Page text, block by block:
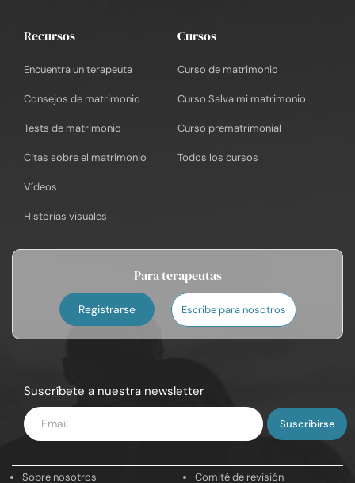
Recursos
Encuentra un terapeuta
Consejos de matrimonio
Tests de matrimonio
Citas sobre el matrimonio
Vídeos
Historias visuales
Cursos
Curso de matrimonio
Curso Salva mi matrimonio
Curso prematrimonial
Todos los cursos
Para terapeutas
Registrarse Escribe para nosotros
Suscríbete a nuestra newsletter
Introduce
tu
Sobre nosotros Comité de revisión